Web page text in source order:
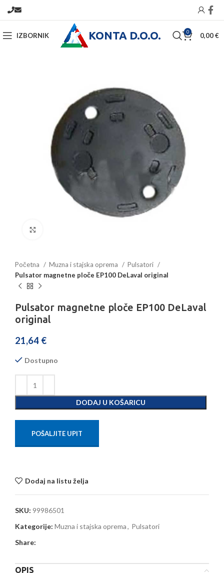
IZBORNIK KONTA D.O.O. 0 0,00€
Početna Muzna i stajska oprema
Pulsatori
Pulsator magnetne ploče EP100 DeLaval original
Pulsator magnetne ploče EP100 DeLaval
original
21,64 €
Dostupno
DODAJ U KOŠARICU
POŠALJITE UPIT
Dodaj na listu želja
SKU: 99986501
Kategorije: Muzna i stajska oprema, Pulsatori
Share:
OPIS